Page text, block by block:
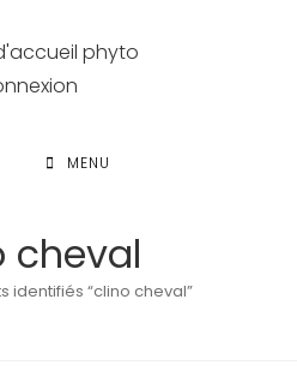
MENU
cheval
identifiés “clino cheval”